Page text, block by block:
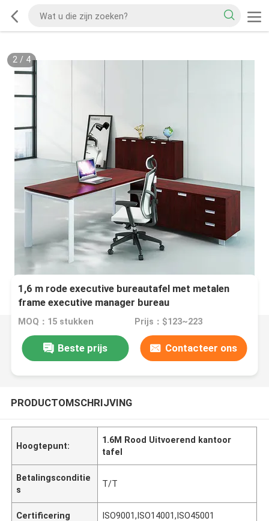
2/ 4
1,6 m rode executive bureautafel met metalen
frame executive manager bureau
MOQ：15 stukken Prijs：$123~223
Beste prijs Contacteer ons
PRODUCTOMSCHRIJVING
Hoogtepunt:
1.6M Rood Uitvoerend kantoor
tafel
Betalingsconditie
s
T/T
Certificering ISO9001,ISO14001,ISO45001